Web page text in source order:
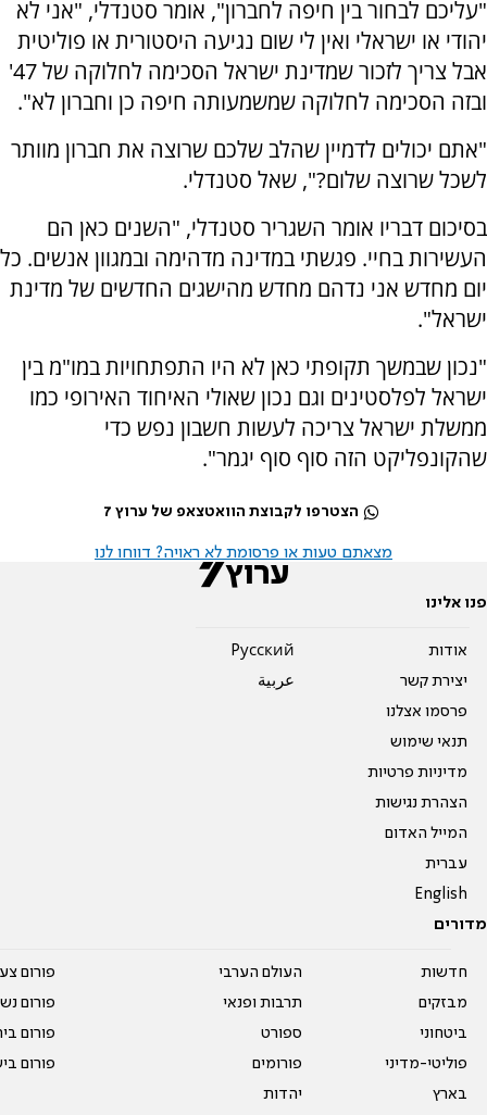
"עליכם לבחור בין חיפה לחברון", אומר סטנדלי, "אני לא
יהודי או ישראלי ואין לי שום נגיעה היסטורית או פוליטית
אבל צריך לזכור שמדינת ישראל הסכימה לחלוקה של 47'
ובזה הסכימה לחלוקה שמשמעותה חיפה כן וחברון לא".
"אתם יכולים לדמיין שהלב שלכם שרוצה את חברון מוותר
לשכל שרוצה שלום?", שאל סטנדלי.
בסיכום דבריו אומר השגריר סטנדלי, "השנים כאן הם
העשירות בחיי. פגשתי במדינה מדהימה ובמגוון אנשים. כל
יום מחדש אני נדהם מחדש מהישגים החדשים של מדינת
ישראל".
"נכון שבמשך תקופתי כאן לא היו התפתחויות במו"מ בין
ישראל לפלסטינים וגם נכון שאולי האיחוד האירופי כמו
ממשלת ישראל צריכה לעשות חשבון נפש כדי
שהקונפליקט הזה סוף סוף יגמר".
הצטרפו לקבוצת הוואטצאפ של ערוץ 7
מצאתם טעות או פרסומת לא ראויה? דווחו לנו
פנו אלינו
אודות
יצירת קשר
פרסמו אצלנו
תנאי שימוש
מדיניות פרטיות
הצהרת נגישות
המייל האדום
עברית
English
Pусский
عربية
מדורים
חדשות
מבזקים
ביטחוני
פוליטי-מדיני
בארץ
העולם הערבי
תרבות ופנאי
ספורט
פורומים
יהדות
פורום
פורום
פורום
פורום